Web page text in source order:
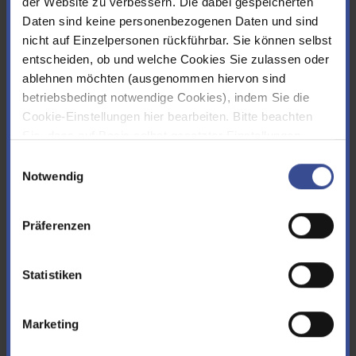
Daten sind keine personenbezogenen Daten und sind
nicht auf Einzelpersonen rückführbar. Sie können selbst
entscheiden, ob und welche Cookies Sie zulassen oder
ablehnen möchten (ausgenommen hiervon sind
betriebsbedingt notwendige Cookies), indem Sie die
Cookie-Einstellungen hier bearbeiten. Bitte beachten
Verfügung stehen. Sie können Ihre Cookie-
Einstellungen jederzeit ändern, den Link finden Sie im
Notwendig
Präferenzen
Statistiken
Marketing
Art Titel Größe Medium
Wupperradweg Teilstück Solingen bis Leverkusen (Flyer
Wupperwandel Raderlebnisweg)
5,2 MB
PDF
Talsperre (Flyer Wasserquintett Bahntrassenweg)
GPX